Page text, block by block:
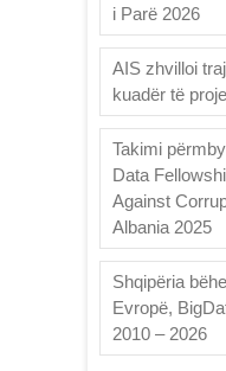
i Parë 2026
AIS zhvilloi
kuadër të
Takimi
Data
Against
Albania 2025
Shqipëria
Evropë,
2010 – 2026